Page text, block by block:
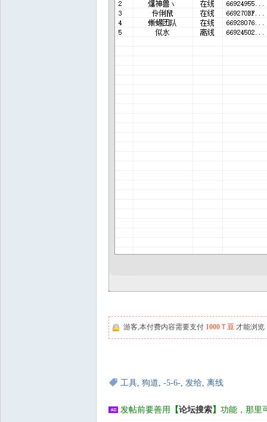
游客,本付费内容需要支付 1000Ｔ豆 才能浏览
工具, 狗道, -5-6-, 发给, 离线
发帖前要善用 【论坛搜索】 功能，那里